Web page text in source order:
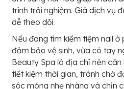
trình trải nghiệm. Giá dịch vụ
dễ theo dõi.
Nếu đang tìm kiếm tiệm nail ở
đảm bảo vệ sinh, vừa có tay
Beauty Spa là địa chỉ nên
tiết kiệm thời gian, tránh chờ
sóc móng nhẹ nhàng và chỉn